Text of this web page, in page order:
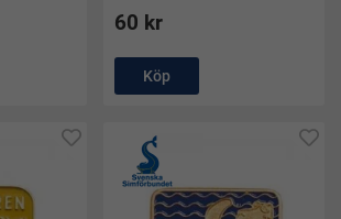
60 kr
Köp